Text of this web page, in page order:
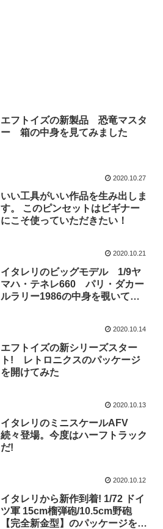
エフトイズの新製品 恐竜マスタ
ー 箱の中身を見てみました
2020.10.27
いい工具がいい作品を生み出しま
す。 このピンセットはビギナー
にこそ使っていただきたい！
2020.10.21
イタレリのビッグモデル 1/9ヤ
マハ・テネレ660 パリ・ダカー
ルラリー1986の中身を覗いてみ
2020.10.14
エフトイズの新シリーズスター
ト! レトロニクスのパッケージ
を開けてみた
2020.10.13
イタレリのミニスケールAFV
続々登場。今度はハーフトラック
だ!
2020.10.12
イタレリから新作到着! 1/72 ドイ
ツ軍 15cm榴弾砲/10.5cm野砲
【完全新金型】のパッケージを開